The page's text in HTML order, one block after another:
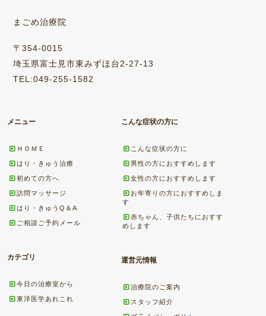
まごめ治療院
〒354-0015
埼玉県富士見市東みずほ台2-27-13
TEL:049-255-1582
メニュー
ＨＯＭＥ
はり・きゅう治療
初めての方へ
訪問マッサージ
はり・きゅうQ＆A
ご相談ご予約メール
こんな症状の方に
こんな症状の方に
男性の方におすすめします
女性の方におすすめします
お年寄りの方におすすめしま
す
赤ちゃん、子供たちにおすす
めします
カテゴリ
今日の治療室から
東洋医学あれこれ
運営元情報
治療院のご案内
スタッフ紹介